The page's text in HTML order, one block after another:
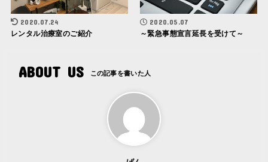
2020.07.24
レンタル治療室のご紹介
2020.05.07
～緊急事態宣言延長を受けて～
ABOUT US